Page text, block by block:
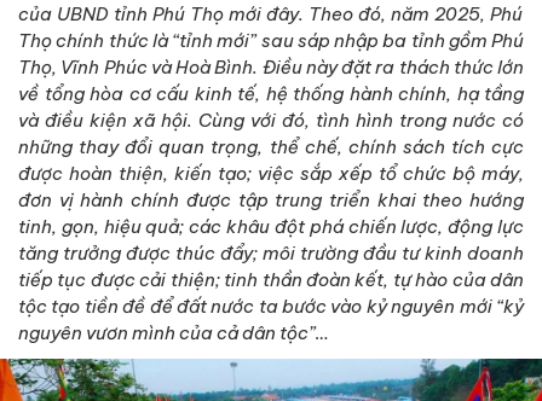
của UBND tỉnh Phú Thọ mới đây. Theo đó, năm 2025, Phú
Thọ chính thức là “tỉnh mới” sau sáp nhập ba tỉnh gồm Phú
Thọ, Vĩnh Phúc và Hoà Bình. Điều này đặt ra thách thức lớn
về tổng hòa cơ cấu kinh tế, hệ thống hành chính, hạ tầng
và điều kiện xã hội. Cùng với đó, tình hình trong nước có
những thay đổi quan trọng, thể chế, chính sách tích cực
được hoàn thiện, kiến tạo; việc sắp xếp tổ chức bộ máy,
đơn vị hành chính được tập trung triển khai theo hướng
tinh, gọn, hiệu quả; các khâu đột phá chiến lược, động lực
tăng trưởng được thúc đẩy; môi trường đầu tư kinh doanh
tiếp tục được cải thiện; tinh thần đoàn kết, tự hào của dân
tộc tạo tiền đề để đất nước ta bước vào kỷ nguyên mới “kỷ
nguyên vươn mình của cả dân tộc”…